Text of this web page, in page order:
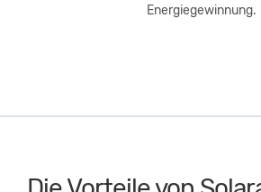
Energiegewinnung.